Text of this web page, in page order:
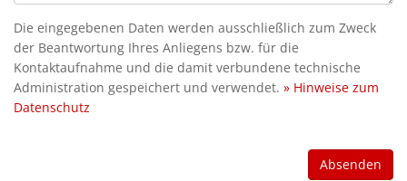
Die eingegebenen Daten werden ausschließlich zum Zweck
der Beantwortung Ihres Anliegens bzw. für die
Kontaktaufnahme und die damit verbundene technische
Administration gespeichert und verwendet. » Hinweise zum
Datenschutz